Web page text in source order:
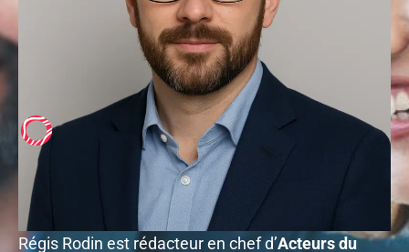
Régis Rodin est rédacteur en chef d’Acteurs du